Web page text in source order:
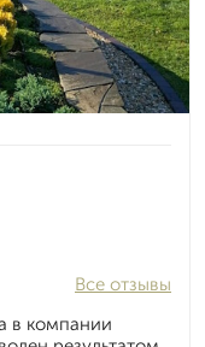
Все отзывы
в компании